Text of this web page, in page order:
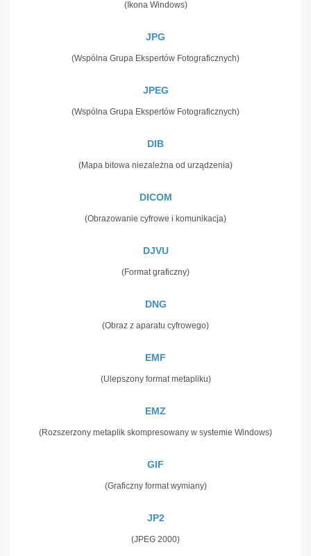
(Ikona Windows)
JPG
(Wspólna Grupa Ekspertów Fotograficznych)
JPEG
(Wspólna Grupa Ekspertów Fotograficznych)
DIB
(Mapa bitowa niezależna od urządzenia)
DICOM
(Obrazowanie cyfrowe i komunikacja)
DJVU
(Format graficzny)
DNG
(Obraz z aparatu cyfrowego)
EMF
(Ulepszony format metapliku)
EMZ
(Rozszerzony metaplik skompresowany w systemie Windows)
GIF
(Graficzny format wymiany)
JP2
(JPEG 2000)